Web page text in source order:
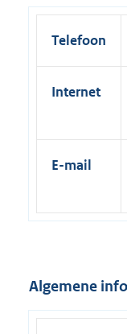
Telefoon
Internet
E-mail
Algemene